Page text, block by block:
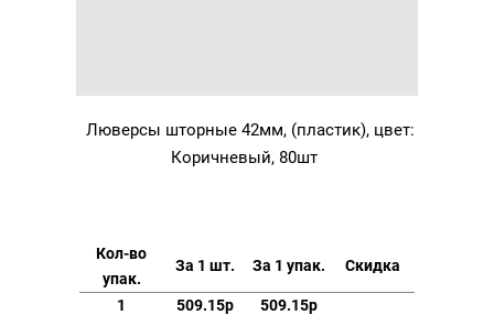
Люверсы шторные 42мм, (пластик), цвет:
Коричневый, 80шт
Кол-во
упак.
За 1 шт. За 1 упак. Скидка
1 509.15р 509.15р